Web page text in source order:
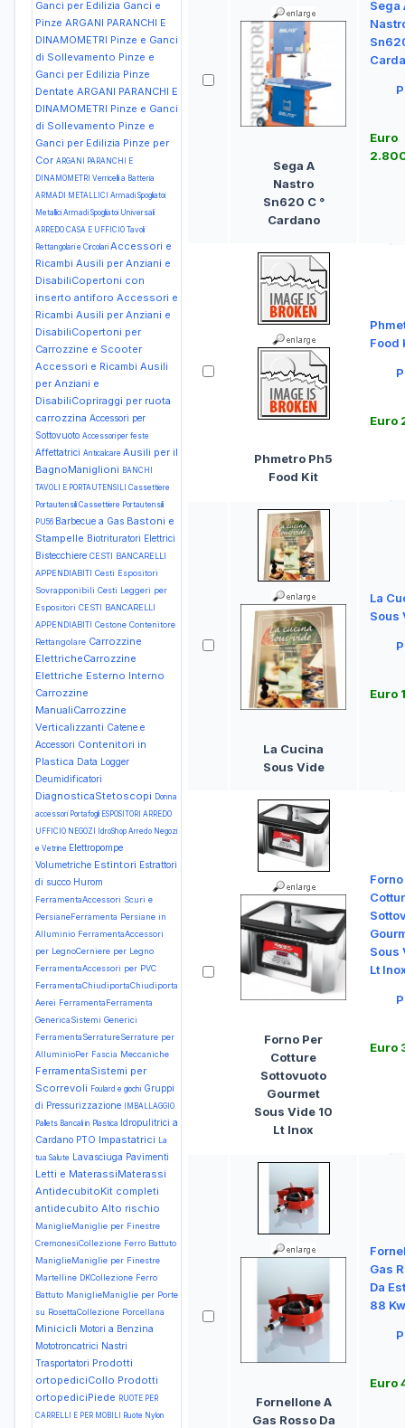
Ganci per Edilizia Ganci e
Pinze ARGANI PARANCHI E
DINAMOMETRI Pinze e Ganci
di Sollevamento Pinze e
Ganci per Edilizia Pinze
Dentate ARGANI PARANCHI E
DINAMOMETRI Pinze e Ganci
di Sollevamento Pinze e
Ganci per Edilizia Pinze per
Cor ARGANI PARANCHI E
DINAMOMETRI Verricelli a Batteria
ARMADI METALLICI Armadi Spogliatoi
Metallici Armadi Spogliatoi Universali
ARREDO CASA E UFFICIO Tavoli
Rettangolari e CircolariAccessori e
Ricambi Ausili per Anziani e
DisabiliCopertoni con
inserto antiforo Accessori e
Ricambi Ausili per Anziani e
DisabiliCopertoni per
Carrozzine e Scooter
Accessori e Ricambi Ausili
per Anziani e
DisabiliCopriraggi per ruota
carrozzina Accessori per
Sottovuoto Accessori per feste
Affettatrici Anticalcare Ausili per il
BagnoManiglioni BANCHI
TAVOLI E PORTAUTENSILI Cassettiere
Portautensili Cassettiere Portautensili
PU56 Barbecue a Gas Bastoni e
Stampelle Biotrituratori Elettrici
Bistecchiere CESTI BANCARELLI
APPENDIABITI Cesti Espositori
Sovrapponibili Cesti Leggeri per
Espositori CESTI BANCARELLI
APPENDIABITI Cestone Contenitore
Rettangolare Carrozzine
ElettricheCarrozzine
Elettriche Esterno Interno
Carrozzine
ManualiCarrozzine
Verticalizzanti Catene e
Accessori Contenitori in
Plastica Data Logger
Deumidificatori
DiagnosticaStetoscopi Donna
accessori Portafogli ESPOSITORI ARREDO
UFFICIO NEGOZI IdroShop Arredo Negozi
e Vetrine Elettropompe
Volumetriche Estintori Estrattori
di succo Hurom
FerramentaAccessori Scuri e
PersianeFerramenta Persiane in
Alluminio FerramentaAccessori
per LegnoCerniere per Legno
FerramentaAccessori per PVC
FerramentaChiudiportaChiudiporta
Aerei FerramentaFerramenta
GenericaSistemi Generici
FerramentaSerratureSerrature per
AlluminioPer Fascia Meccaniche
FerramentaSistemi per
Scorrevoli Foulard e giochi Gruppi
di Pressurizzazione
IMBALLAGGIO
Pallets Bancali in Plastica Idropulitrici a
Cardano PTO Impastatrici La
tua Salute Lavasciuga Pavimenti
Letti e MaterassiMaterassi
AntidecubitoKit completi
antidecubito Alto rischio
ManiglieManiglie per Finestre
CremonesiCollezione Ferro Battuto
ManiglieManiglie per Finestre
Martelline DKCollezione Ferro
Battuto ManiglieManiglie per Porte
su RosettaCollezione Porcellana
Minicicli Motori a Benzina
Mototroncatrici Nastri
Trasportatori Prodotti
ortopediciCollo Prodotti
ortopediciPiede RUOTE PER
CARRELLI E PER MOBILI Ruote Nylon
Sega A
Nastro
Sn620 C °
Cardano
Sega
Euro
Phmetro Ph5
Food Kit
Food
Euro
La Cucina
Sous Vide
La
Sous
Euro
Forno Per
Cotture
Sottovuoto
Gourmet
Sous Vide 10
Lt Inox
Sous
Lt
Euro
Fornellone A
Gas Rosso Da
Gas
Da
88 Kw
Euro